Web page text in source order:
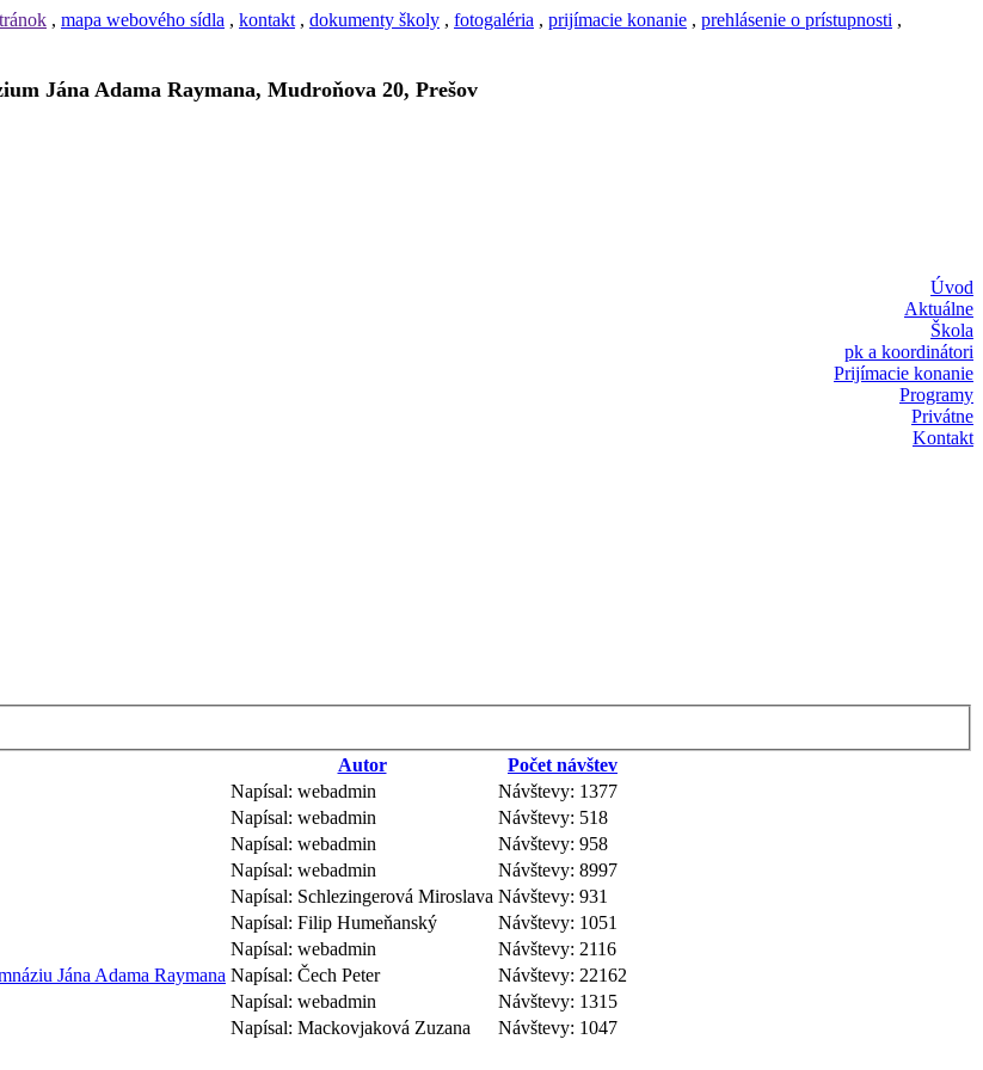
, mapa webového sídla , kontakt , dokumenty školy , fotogaléria , prijímacie konanie , prehlásenie o prístupnosti ,
Jána Adama Raymana, Mudroňova 20, Prešov
Úvod
Aktuálne
Škola
pk a koordinátori
Prijímacie konanie
Programy
Privátne
Kontakt
Autor
Počet návštev
Napísal: webadmin
Návštevy: 1377
Napísal: webadmin
Návštevy: 518
Napísal: webadmin
Návštevy: 958
Napísal: webadmin
Návštevy: 8997
Napísal: Schlezingerová Miroslava Návštevy: 931
Napísal: Filip Humeňanský
Návštevy: 1051
Napísal: webadmin
Návštevy: 2116
Jána Adama Raymana Napísal: Čech Peter
Návštevy: 22162
Napísal: webadmin
Návštevy: 1315
Napísal: Mackovjaková Zuzana Návštevy: 1047